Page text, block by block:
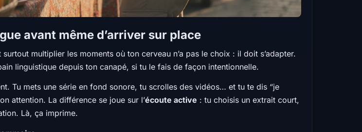
avant même d’arriver sur place
surtout multiplier les moments où ton cerveau n’a pas le choix : il doit s’adapter.
linguistique depuis ton canapé, si tu le fais de façon intentionnelle.
Tu mets une série en fond sonore, tu scrolles des vidéos… et tu te dis “je
attention. La différence se joue sur l’écoute active : tu choisis un extrait court,
Là, ça imprime.